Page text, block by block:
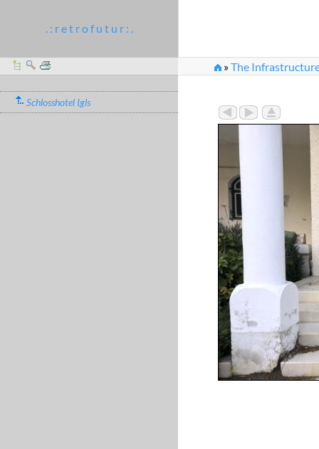
. : r e t r o f u t u r : .
»The
Schlosshotel Igls